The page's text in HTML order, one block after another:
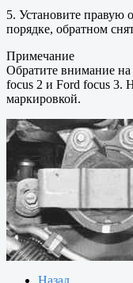
5. Установите правую
порядке, обратном
Примечание
Обратите внимание
focus 2 и Ford focus 3.
маркировкой.